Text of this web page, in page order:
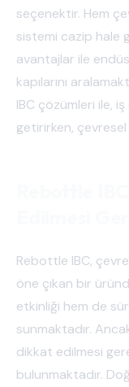
seçenektir. Hem
sistemi cazip hale
avantajlar ile
kapılarını
IBC çözümleri ile,
getirirken,
Rebottle IBC,
öne çıkan bir
etkinliği hem de
sunmaktadır.
dikkat edilmesi
bulunmaktadır.